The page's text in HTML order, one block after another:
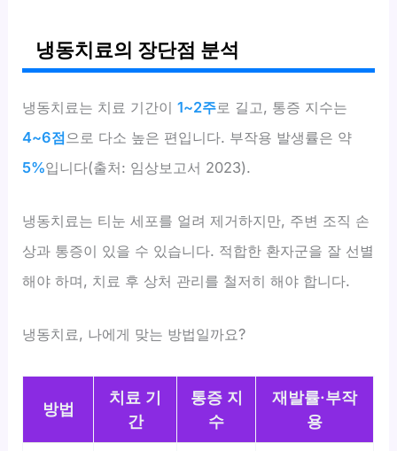
냉동치료의 장단점 분석
냉동치료는 치료 기간이1~2주로 길고, 통증 지수는
4~6점으로 다소 높은 편입니다. 부작용 발생률은 약
5%입니다(출처: 임상보고서 2023).
냉동치료는 티눈 세포를 얼려 제거하지만, 주변 조직 손
상과 통증이 있을 수 있습니다. 적합한 환자군을 잘 선별
해야 하며, 치료 후 상처 관리를 철저히 해야 합니다.
냉동치료, 나에게 맞는 방법일까요?
방법
치료 기
간
통증 지
수
재발률·부작
용